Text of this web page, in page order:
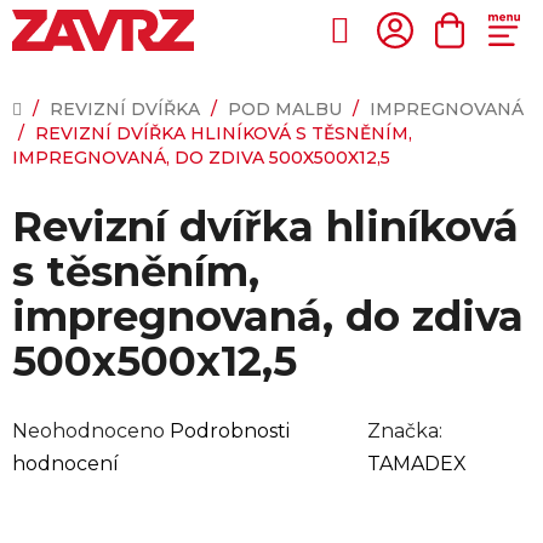
Přejít
na
Hledat
KOŠÍK
DOMŮ
/ REVIZNÍ DVÍŘKA / POD MALBU / IMPREGNOVANÁ
/ REVIZNÍ DVÍŘKA HLINÍKOVÁ S TĚSNĚNÍM,
IMPREGNOVANÁ, DO ZDIVA 500X500X12,5
Revizní dvířka hliníková
s těsněním,
impregnovaná, do zdiva
500x500x12,5
Průměrné
hodnocení
Neohodnoceno Podrobnosti
hodnocení
Značka:
TAMADEX